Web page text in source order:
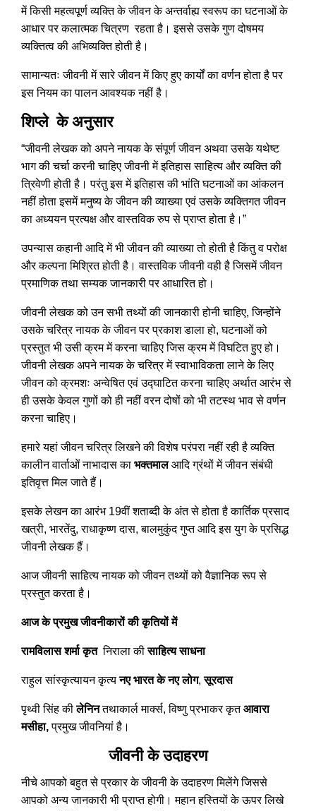
में किसी महत्वपूर्ण व्यक्ति के जीवन के अन्तर्वाह्य स्वरूप का घटनाओं के
आधार पर कलात्मक चित्रण रहता है। इससे उसके गुण दोषमय
व्यक्तित्व की अभिव्यक्ति होती है।
सामान्यतः जीवनी में सारे जीवन में किए हुए कार्यों का वर्णन होता है पर
इस नियम का पालन आवश्यक नहीं है।
शिप्ले के अनुसार
“जीवनी लेखक को अपने नायक के संपूर्ण जीवन अथवा उसके यथेष्ट
भाग की चर्चा करनी चाहिए जीवनी में इतिहास साहित्य और व्यक्ति की
त्रिवेणी होती है। परंतु इस में इतिहास की भांति घटनाओं का आंकलन
नहीं होता इसमें मनुष्य के जीवन की व्याख्या एवं उसके व्यक्तिगत जीवन
का अध्ययन प्रत्यक्ष और वास्तविक रुप से प्राप्त होता है।”
उपन्यास कहानी आदि में भी जीवन की व्याख्या तो होती है किंतु व परोक्ष
और कल्पना मिश्रित होती है। वास्तविक जीवनी वही है जिसमें जीवन
प्रमाणिक तथा सम्यक जानकारी पर आधारित हो।
जीवनी लेखक को उन सभी तथ्यों की जानकारी होनी चाहिए, जिन्होंने
उसके चरित्र नायक के जीवन पर प्रकाश डाला हो, घटनाओं को
प्रस्तुत भी उसी क्रम में करना चाहिए जिस क्रम में विघटित हुए हो।
जीवनी लेखक अपने नायक के चरित्र में स्वाभाविकता लाने के लिए
जीवन को क्रमशः अन्वेषित एवं उद्घाटित करना चाहिए अर्थात आरंभ से
ही उसके केवल गुणों को ही नहीं वरन दोषों को भी तटस्थ भाव से वर्णन
करना चाहिए।
हमारे यहां जीवन चरित्र लिखने की विशेष परंपरा नहीं रही है व्यक्ति
कालीन वार्ताओं नाभादास का भक्तमालआदि ग्रंथों में जीवन संबंधी
इतिवृत्त मिल जाते हैं।
इसके लेखन का आरंभ 19वीं शताब्दी के अंत से होता है कार्तिक प्रसाद
खत्री, भारतेंदु, राधाकृष्ण दास, बालमुकुंद गुप्त आदि इस युग के प्रसिद्ध
जीवनी लेखक हैं।
आज जीवनी साहित्य नायक को जीवन तथ्यों को वैज्ञानिक रूप से
प्रस्तुत करता है।
आज के प्रमुख जीवनीकारों की कृतियों में
रामविलास शर्मा कृत निराला कीसाहित्य साधना
राहुल सांस्कृत्यायन कृत्यनए भारत के नए लोग,सूरदास
पृथ्वी सिंह कीलेनिनतथाकार्ल मार्क्स, विष्णु प्रभाकर कृतआवारा
मसीहा,प्रमुख जीवनियां है।
जीवनी के उदाहरण
नीचे आपको बहुत से प्रकार के जीवनी के उदाहरण मिलेंगे जिससे
आपको अन्य जानकारी भी प्राप्त होगी। महान हस्तियों के ऊपर लिखे